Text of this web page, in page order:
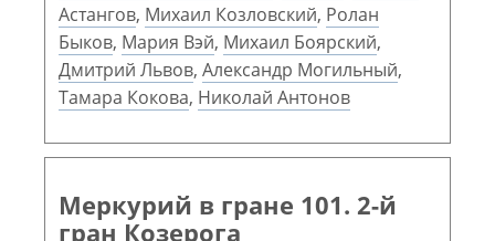
Астангов, Михаил Козловский, Ролан
Быков, Мария Вэй, Михаил Боярский,
Дмитрий Львов, Александр Могильный,
Тамара Кокова, Николай Антонов
Меркурий в гране 101. 2-й
гран Козерога